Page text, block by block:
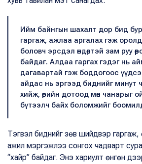
Ийм байнгын шахалт дор бид
гаргаж, ажлаа аргалах гэж
боловч эрсдэл өндөртэй зам руу
байдаг. Алдаа гаргах гэдэг нь
дагавартай гэж боддогоос
айдас нь эргээд биднийг минут
хийж, өөрийн дотоод мөн чанарыг
бүтээлч байх боломжийг
Тэгвэл биднийг зөв шийдвэр
ажил мэргэжлээ сонгох чадварт
“хайр” байдаг. Энэ хариулт өнгөн